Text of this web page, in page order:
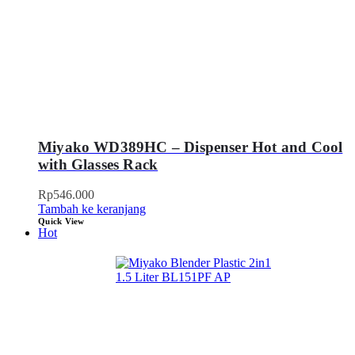
Miyako WD389HC – Dispenser Hot and Cool
with Glasses Rack
Rp546.000
Tambah ke keranjang
Quick View
Hot